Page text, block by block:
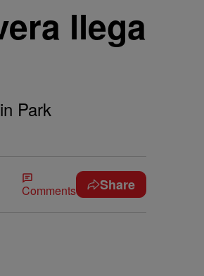
llega
Park
Comments Share